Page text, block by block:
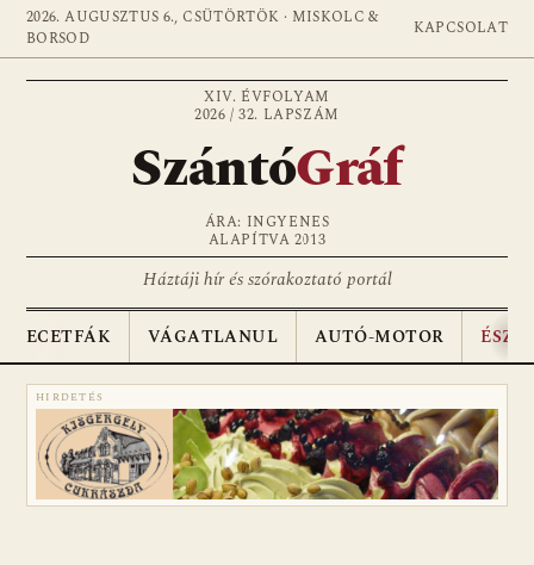
2026. AUGUSZTUS 6., CSÜTÖRTÖK · MISKOLC &
BORSOD
KAPCSOLAT
XIV. ÉVFOLYAM
2026 / 32. LAPSZÁM
SzántóGráf
ÁRA: INGYENES
ALAPÍTVA 2013
Háztáji hír és szórakoztató portál
ECETFÁK VÁGATLANUL AUTÓ-MOTOR
HIRDETÉS